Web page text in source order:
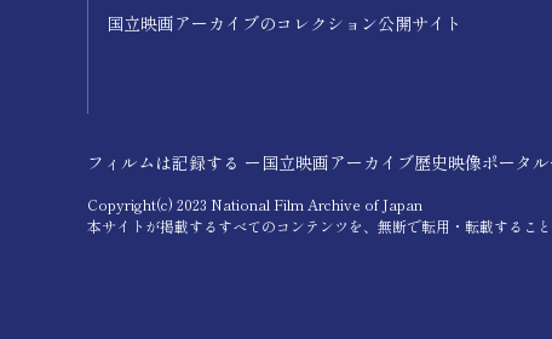
国立映画アーカイブのコレクション公開サイト
フィルムは記録する ー国立映画アーカイブ歴史映像ポー
Copyright(c) 2023 National Film Archive of Japan
本サイトが掲載するすべてのコンテンツを、無断で転用・転載すること